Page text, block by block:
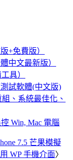
+免費版）
中文最新版）
具）
測試軟體(中文版)
組、系統最佳化、
Win, Mac 電腦
7.5 芒果模擬
WP 手機介面〉